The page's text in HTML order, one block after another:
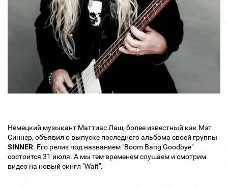
Немецкий музыкант Маттиас Лаш, более известный как Мэт
Синнер, объявил о выпуске последнего альбома своей группы
SINNER. Его релиз под названием "Boom Bang Goodbye"
состоится 31 июля. А мы тем временем слушаем и смотрим
видео на новый сингл "Wait".